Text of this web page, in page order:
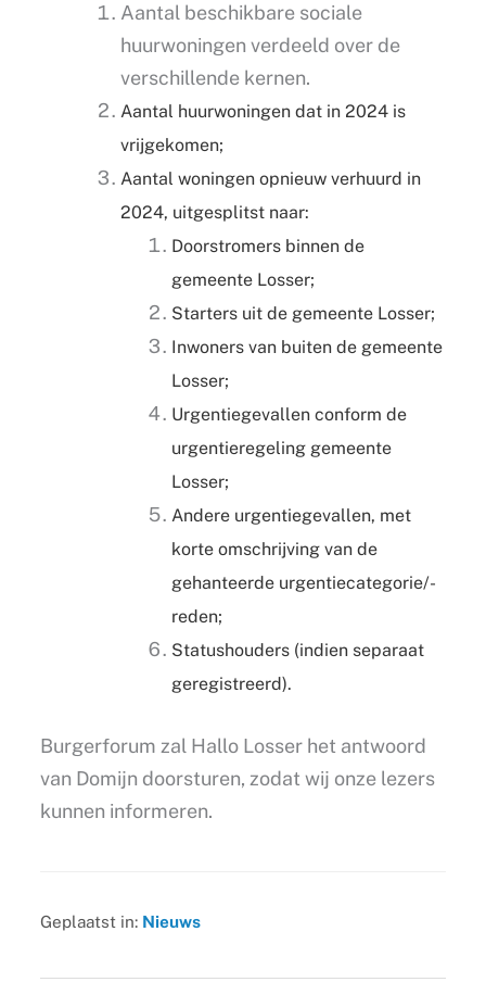
Aantal beschikbare sociale
huurwoningen verdeeld over de
verschillende kernen.
Aantal huurwoningen dat in 2024 is
vrijgekomen;
Aantal woningen opnieuw verhuurd in
2024, uitgesplitst naar:
Doorstromers binnen de
gemeente Losser;
Starters uit de gemeente Losser;
Inwoners van buiten de gemeente
Losser;
Urgentiegevallen conform de
urgentieregeling gemeente
Losser;
Andere urgentiegevallen, met
korte omschrijving van de
gehanteerde urgentiecategorie/-
reden;
Statushouders (indien separaat
geregistreerd).
Burgerforum zal Hallo Losser het antwoord
van Domijn doorsturen, zodat wij onze lezers
kunnen informeren.
Geplaatst in: Nieuws